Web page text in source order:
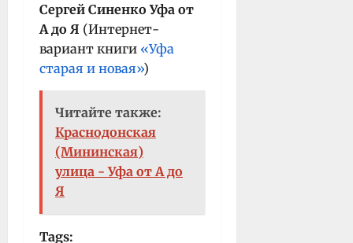
Сергей Синенко Уфа от
А до Я (Интернет-
вариант книги «Уфа
старая и новая»)
Читайте также:
Краснодонская
(Мининская)
улица - Уфа от А до
Я
Tags: